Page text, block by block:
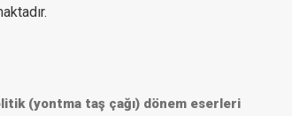
(yontma taş çağı) dönem eserleri